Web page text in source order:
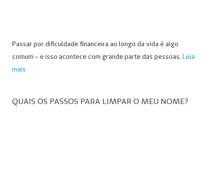
Passar por dificuldade financeira ao longo da vida é algo
comum – e isso acontece com grande parte das pessoas. Leia
mais
QUAIS OS PASSOS PARA LIMPAR O MEU NOME?